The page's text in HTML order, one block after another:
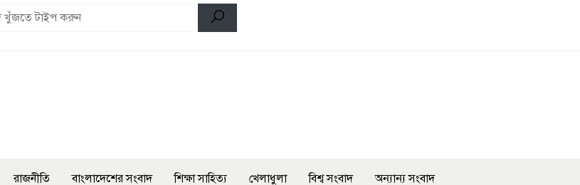
রাজনীতি বাংলাদেশের সংবাদ শিক্ষা সাহিত্য খেলাধুলা বিশ্ব সংবাদ অন্যান্য সংবাদ